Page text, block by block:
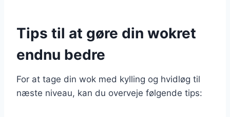
Tips til at gøre din wokret
endnu bedre
For at tage din wok med kylling og hvidløg til
næste niveau, kan du overveje følgende tips: